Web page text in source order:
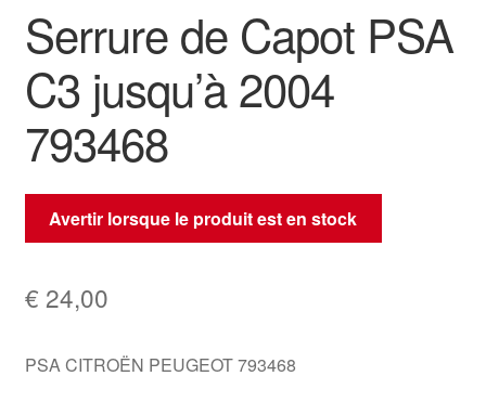
Serrure de Capot PSA
C3 jusqu’à 2004
793468
Avertir lorsque le produit est en stock
€ 24,00
PSA CITROËN PEUGEOT 793468